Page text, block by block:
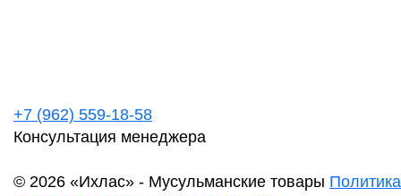
+7 (962) 559-18-58
Консультация менеджера
© 2026 «Ихлас» - Мусульманские товары